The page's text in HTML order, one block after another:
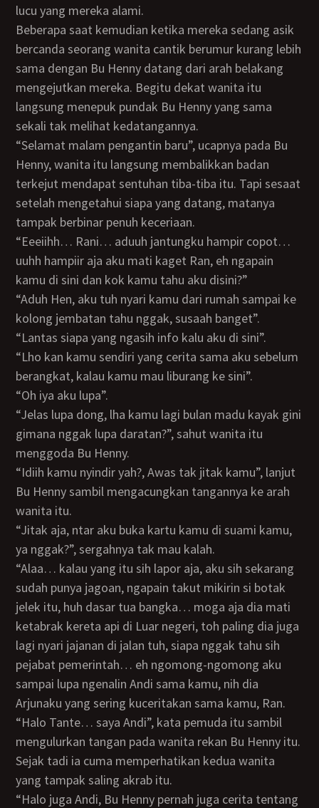
lucu yang mereka alami.
Beberapa saat kemudian ketika mereka sedang asik
bercanda seorang wanita cantik berumur kurang lebih
sama dengan Bu Henny datang dari arah belakang
mengejutkan mereka. Begitu dekat wanita itu
langsung menepuk pundak Bu Henny yang sama
sekali tak melihat kedatangannya.
“Selamat malam pengantin baru”, ucapnya pada Bu
Henny, wanita itu langsung membalikkan badan
terkejut mendapat sentuhan tiba-tiba itu. Tapi sesaat
setelah mengetahui siapa yang datang, matanya
tampak berbinar penuh keceriaan.
“Eeeiihh… Rani… aduuh jantungku hampir copot…
uuhh hampiir aja aku mati kaget Ran, eh ngapain
kamu di sini dan kok kamu tahu aku disini?”
“Aduh Hen, aku tuh nyari kamu dari rumah sampai ke
kolong jembatan tahu nggak, susaah banget”.
“lantas siapa yang ngasih info kalu aku di sini”.
“Lho kan kamu sendiri yang cerita sama aku sebelum
berangkat, kalau kamu mau liburang ke sini”.
“Oh iya aku lupa”.
“Jelas lupa dong, lha kamu lagi bulan madu kayak gini
gimana nggak lupa daratan?”, sahut wanita itu
menggoda Bu Henny.
“Idiih kamu nyindir yah?, Awas tak jitak kamu”, lanjut
Bu Henny sambil mengacungkan tangannya ke arah
wanita itu.
“Jitak aja, ntar aku buka kartu kamu di suami kamu,
ya nggak?”, sergahnya tak mau kalah.
“Alaa… kalau yang itu sih lapor aja, aku sih sekarang
sudah punya jagoan, ngapain takut mikirin si botak
jelek itu, huh dasar tua bangka… moga aja dia mati
ketabrak kereta api di Luar negeri, toh paling dia juga
lagi nyari jajanan di jalan tuh, siapa nggak tahu sih
pejabat pemerintah… eh ngomong-ngomong aku
sampai lupa ngenalin Andi sama kamu, nih dia
Arjunaku yang sering kuceritakan sama kamu, Ran.
“Halo Tante… saya Andi”, kata pemuda itu sambil
mengulurkan tangan pada wanita rekan Bu Henny itu.
Sejak tadi ia cuma memperhatikan kedua wanita
yang tampak saling akrab itu.
“Halo juga Andi, Bu Henny pernah juga cerita tentang